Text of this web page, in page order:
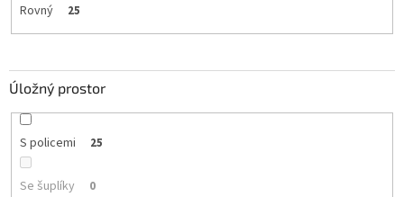
Rovný 25
Úložný prostor
S policemi 25
Se šuplíky 0